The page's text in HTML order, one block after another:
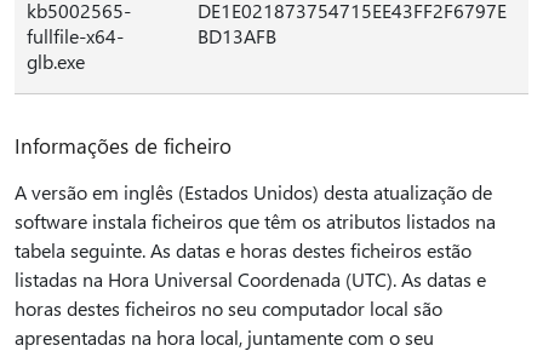
kb5002565-
fullfile-x64-
glb.exe
DE1E021873754715EE43FF2F6797E
BD13AFB
Informações de ficheiro
A versão em inglês (Estados Unidos) desta atualização de
software instala ficheiros que têm os atributos listados na
tabela seguinte. As datas e horas destes ficheiros estão
listadas na Hora Universal Coordenada (UTC). As datas e
horas destes ficheiros no seu computador local são
apresentadas na hora local, juntamente com o seu